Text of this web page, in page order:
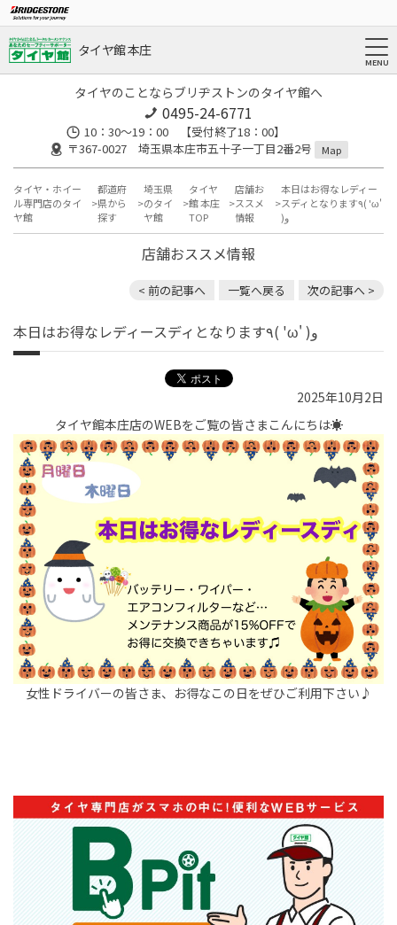
タイヤ館 本庄
タイヤのことならブリヂストンのタイヤ館へ
0495-24-6771
10：30～19：00 【受付終了18：00】
〒367-0027 埼玉県本庄市五十子一丁目2番2号
Map
タイヤ・ホイー
ル専門店のタイ
ヤ館
都道府
県から
探す
埼玉県
のタイ
ヤ館
タイヤ
館 本庄
TOP
店舗お
ススメ
情報
本日はお得なレディー
スディとなります٩( 'ω'
)و
店舗おススメ情報
< 前の記事へ 一覧へ戻る 次の記事へ >
本日はお得なレディースディとなります٩( 'ω' )و
2025年10月2日
タイヤ館本庄店のWEBをご覧の皆さまこんにちは☀︎
女性ドライバーの皆さま、お得なこの日をぜひご利用下さい♪